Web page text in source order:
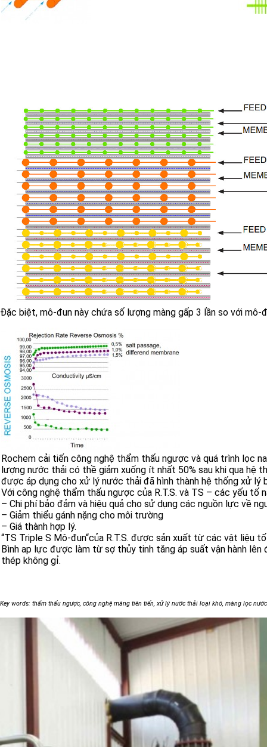
Đặc biệt, mô-đun này chứa số lượng màng gấp 3 lần so với
Rochem cải tiến công nghệ thẩm thấu ngược và quá trình lọc
lượng nước thải có thề giảm xuống ít nhất 50% sau khi qua hệ
được áp dụng cho xử lý nước thải đã hình thành hệ thống xử lý
Với công nghệ thẩm thấu ngược của R.T.S. và TS – các yếu tố
– Chi phí bảo đảm và hiệu quả cho sử dụng các nguồn lực về
– Giảm thiểu gánh nặng cho môi trường
– Giá thành hợp lý.
“TS Triple S Mô-đun“của R.T.S. được sản xuất từ các vật liệu
Bình ap lực được làm từ sợ thủy tinh tăng áp suất vận hành
thép không gỉ.
Key words: thẩm thấu ngược, công nghệ màng tiên tiến, xử lý nước thải loại khó, màng lọc